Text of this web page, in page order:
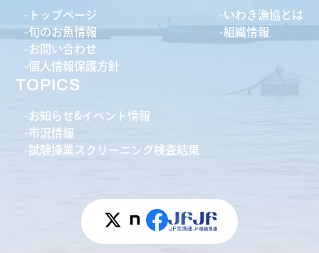
トップページ
旬のお魚情報
お問い合わせ
個人情報保護方針
いわき漁協とは
組織情報
TOPICS
お知らせ&イベント情報
市況情報
試験操業スクリーニング検査結果